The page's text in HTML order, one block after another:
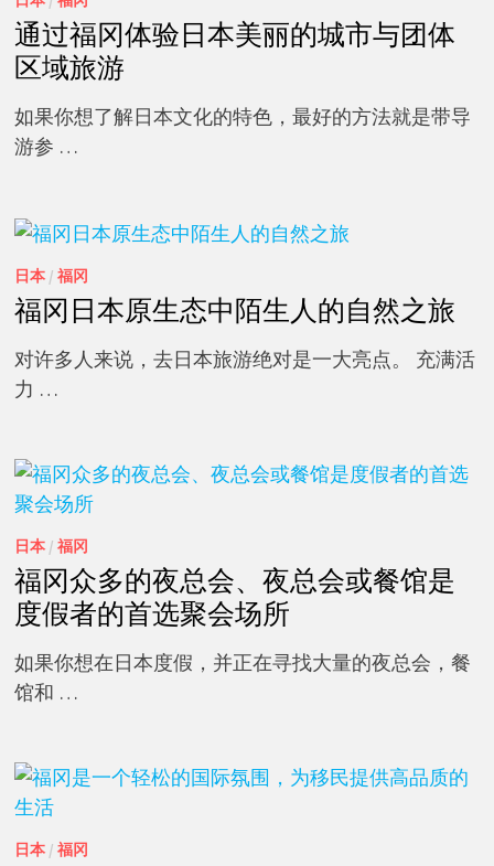
通过福冈体验日本美丽的城市与团体
区域旅游
如果你想了解日本文化的特色，最好的方法就是带导
游参 …
日本/ 福冈
福冈日本原生态中陌生人的自然之旅
对许多人来说，去日本旅游绝对是一大亮点。 充满活
力 …
日本/ 福冈
福冈众多的夜总会、夜总会或餐馆是
度假者的首选聚会场所
如果你想在日本度假，并正在寻找大量的夜总会，餐
馆和 …
日本/ 福冈